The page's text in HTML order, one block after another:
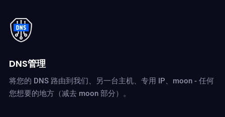
DNS管理
将您的 DNS 路由到我们、另一台主机、专用 IP、moon - 任何
您想要的地方（减去 moon 部分）。